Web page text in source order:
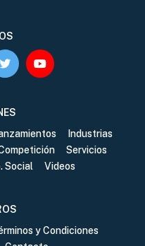
Industrias
Servicios
Social Videos
y Condiciones